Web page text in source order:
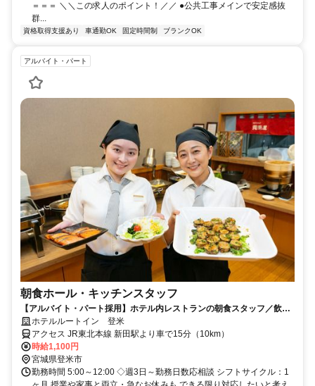
＝＝＝ ＼＼この求人のポイント！／／ ●公共工事メインで安定感抜
群...
資格取得支援あり 車通勤OK 固定時間制 ブランクOK
アルバイト・パート
朝食ホール・キッチンスタッフ
【アルバイト・パート採用】ホテル内レストランの朝食スタッフ／飲食
未経験歓迎！主婦(夫)さん活躍中
ホテルルートイン 登米
アクセス JR東北本線 新田駅より車で15分（10km）
時給1,100円
宮城県登米市
勤務時間 5:00～12:00 ◇週3日～勤務日数応相談 シフトサイクル：1